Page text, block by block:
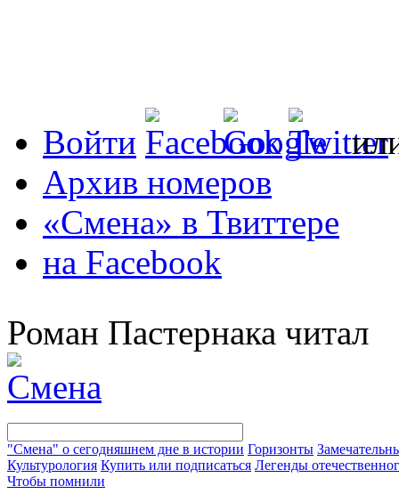
Войти
Архив номеров
«Смена» в Твиттере
на Facebook
Роман Пастернака читал
"Смена" о сегодняшнем дне в истории Горизонты
Культурология Купить или подписаться Легенды
Чтобы помнили